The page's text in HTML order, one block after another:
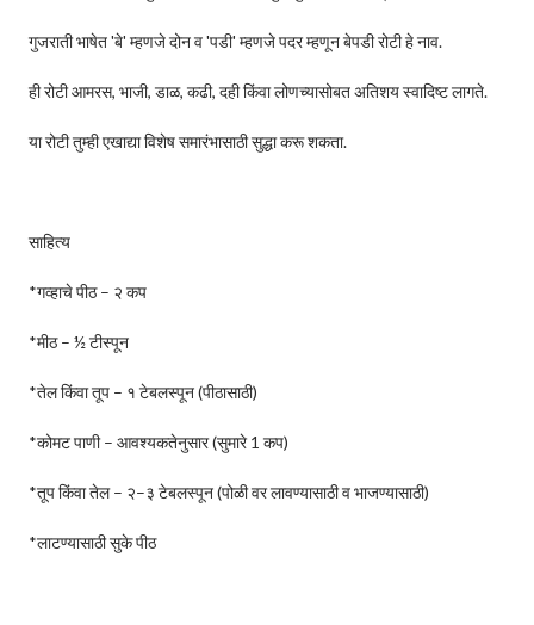
गुजराती भाषेत 'बे' म्हणजे दोन व 'पडी' म्हणजे पदर म्हणून बेपडी रोटी हे नाव.
ही रोटी आमरस, भाजी, डाळ, कढी, दही किंवा लोणच्यासोबत अतिशय स्वादिष्ट लागते.
या रोटी तुम्ही एखाद्या विशेष समारंभासाठी सुद्धा करू शकता.
साहित्य
*गव्हाचे पीठ – २ कप
*मीठ – ½ टीस्पून
*तेल किंवा तूप – १ टेबलस्पून (पीठासाठी)
*कोमट पाणी – आवश्यकतेनुसार (सुमारे 1 कप)
*तूप किंवा तेल – २–३ टेबलस्पून (पोळी वर लावण्यासाठी व भाजण्यासाठी)
*लाटण्यासाठी सुके पीठ